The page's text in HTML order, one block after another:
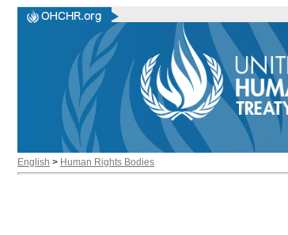
English > Human Rights Bodies